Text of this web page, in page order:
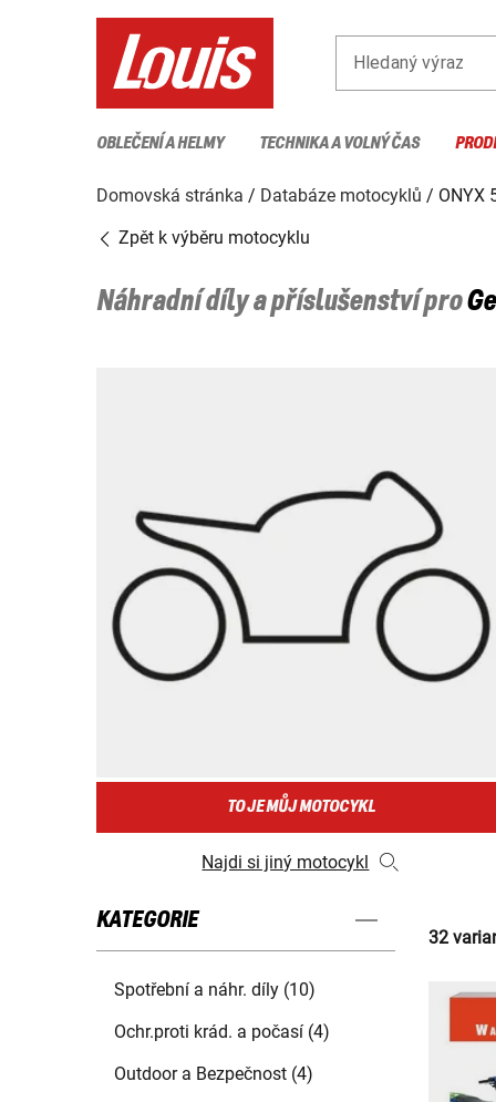
Hledaný výraz
OBLEČENÍ A HELMY TECHNIKA A VOLNÝ ČAS
Domovská stránka Databáze motocyklů
ONYX
Zpět k výběru motocyklu
Náhradní díly a příslušenství pro
TO JE MŮJ MOTOCYKL
Najdi si jiný motocykl
KATEGORIE
Spotřební a náhr. díly (10)
Ochr.proti krád. a počasí (4)
Outdoor a Bezpečnost (4)
32